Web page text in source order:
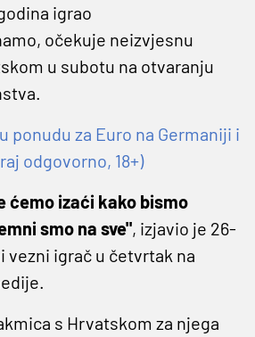
igrao
očekuje neizvjesnu
u subotu na otvaranju
ponudu za Euro na Germaniji i
odgovorno, 18+)
ćemo izaći kako bismo
smo na sve", izjavio je 26-
vezni igrač u četvrtak na
s Hrvatskom za njega